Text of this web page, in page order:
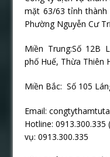
mặt 63/63 tỉnh thành
Phường Nguyễn Cư
Miền Trung:Số 12B
phố Huế, Thừa Thiên
Miền Bắc: Số 105
Email:
Hotline:
vụ: 0913.300.335